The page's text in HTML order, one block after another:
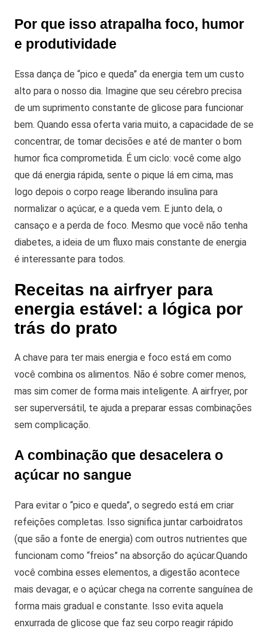
Por que isso atrapalha foco, humor
e produtividade
Essa dança de “pico e queda” da energia tem um custo
alto para o nosso dia. Imagine que seu cérebro precisa
de um suprimento constante de glicose para funcionar
bem. Quando essa oferta varia muito, a capacidade de se
concentrar, de tomar decisões e até de manter o bom
humor fica comprometida. É um ciclo: você come algo
que dá energia rápida, sente o pique lá em cima, mas
logo depois o corpo reage liberando insulina para
normalizar o açúcar, e a queda vem. E junto dela, o
cansaço e a perda de foco. Mesmo que você não tenha
diabetes, a ideia de um fluxo mais constante de energia
é interessante para todos.
Receitas na airfryer para
energia estável: a lógica por
trás do prato
A chave para ter mais energia e foco está em como
você combina os alimentos. Não é sobre comer menos,
mas sim comer de forma mais inteligente. A airfryer, por
ser superversátil, te ajuda a preparar essas combinações
sem complicação.
A combinação que desacelera o
açúcar no sangue
Para evitar o “pico e queda”, o segredo está em criar
refeições completas. Isso significa juntar carboidratos
(que são a fonte de energia) com outros nutrientes que
funcionam como “freios” na absorção do açúcar.Quando
você combina esses elementos, a digestão acontece
mais devagar, e o açúcar chega na corrente sanguínea de
forma mais gradual e constante. Isso evita aquela
enxurrada de glicose que faz seu corpo reagir rápido